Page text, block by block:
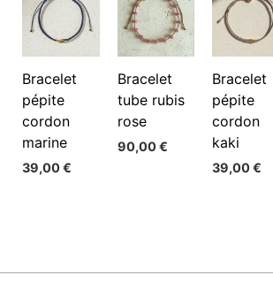
Bracelet
pépite
cordon
marine
39,00€
Bracelet
tube rubis
rose
90,00€
Bracelet
pépite
cordon
kaki
39,00€